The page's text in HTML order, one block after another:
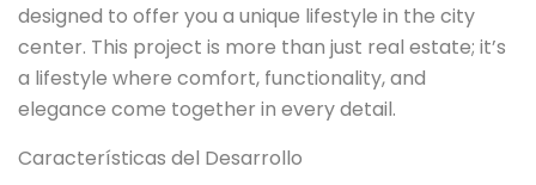
designed to offer you a unique lifestyle in the city
center. This project is more than just real estate; it’s
a lifestyle where comfort, functionality, and
elegance come together in every detail.
Características del Desarrollo